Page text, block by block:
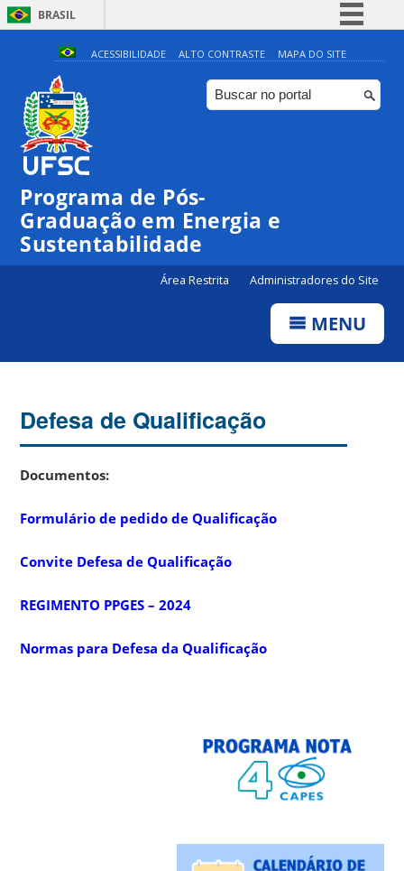
BRASIL
Simplifique!
Comunica BR
Participe
ACESSIBILIDADE ALTO CONTRASTE MAPA DO SITE
Programa de Pós-
Graduação em Energia e
Sustentabilidade
Área Restrita Administradores do Site
MENU
Defesa de Qualificação
Documentos:
Formulário de pedido de Qualificação
Convite Defesa de Qualificação
REGIMENTO PPGES – 2024
Normas para Defesa da Qualificação